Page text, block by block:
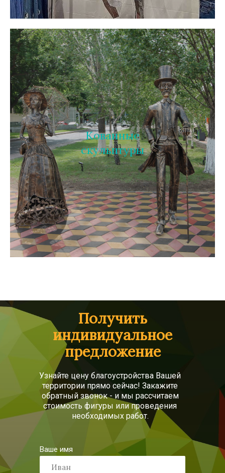
Кованные
скульптуры
Ваше имя
Получить
индивидуальное
предложение
Узнайте цену благоустройства Вашей
территории прямо сейчас! Закажите
обратный звонок - и мы рассчитаем
стоимость фигуры или проведения
необходимых работ.